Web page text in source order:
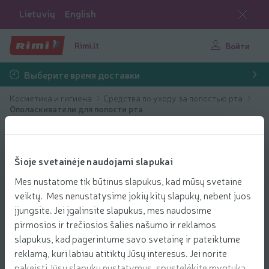
Šioje svetainėje naudojami slapukai
Mes nustatome tik būtinus slapukus, kad mūsų svetainė
veiktų. Mes nenustatysime jokių kitų slapukų, nebent juos
įjungsite. Jei įgalinsite slapukus, mes naudosime
pirmosios ir trečiosios šalies našumo ir reklamos
slapukus, kad pagerintume savo svetainę ir pateiktume
reklamą, kuri labiau atitiktų Jūsų interesus. Jei norite
Lietuvių English
Rimi.lt Войти
Выберите время доставки
Косметика и гигиена
Средства по уходу за полостью рта
Ополаскиватели для полости рта